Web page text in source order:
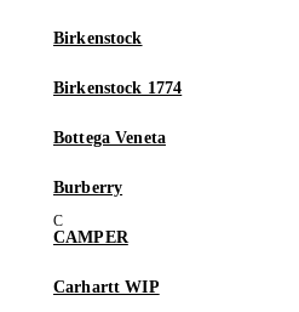
Birkenstock
Birkenstock 1774
Bottega Veneta
Burberry
CAMPER
Carhartt WIP